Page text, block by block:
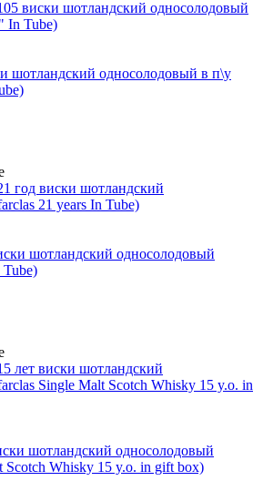
шотландский односолодовый в п\у
шотландский односолодовый
Tube)
шотландский односолодовый
Scotch Whisky 15 y.o. in gift box)